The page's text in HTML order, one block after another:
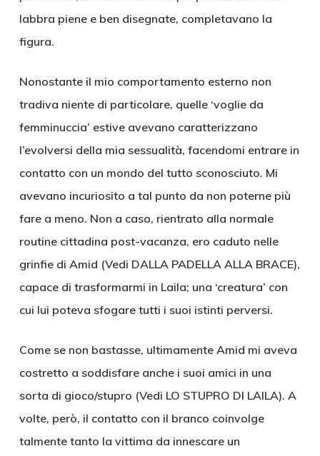
labbra piene e ben disegnate, completavano la
figura.
Nonostante il mio comportamento esterno non
tradiva niente di particolare, quelle ‘voglie da
femminuccia’ estive avevano caratterizzano
l’evolversi della mia sessualità, facendomi entrare in
contatto con un mondo del tutto sconosciuto. Mi
avevano incuriosito a tal punto da non poterne più
fare a meno. Non a caso, rientrato alla normale
routine cittadina post-vacanza, ero caduto nelle
grinfie di Amid (Vedi DALLA PADELLA ALLA BRACE),
capace di trasformarmi in Laila; una ‘creatura’ con
cui lui poteva sfogare tutti i suoi istinti perversi.
Come se non bastasse, ultimamente Amid mi aveva
costretto a soddisfare anche i suoi amici in una
sorta di gioco/stupro (Vedi LO STUPRO DI LAILA). A
volte, però, il contatto con il branco coinvolge
talmente tanto la vittima da innescare un